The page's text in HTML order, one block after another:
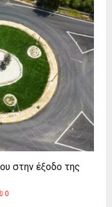
στην έξοδο της
0